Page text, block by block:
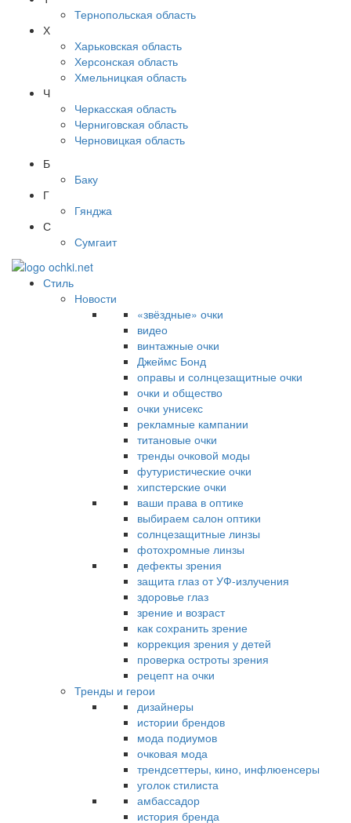
Тернопольская область
Х
Харьковская область
Херсонская область
Хмельницкая область
Ч
Черкасская область
Черниговская область
Черновицкая область
Б
Баку
Г
Гянджа
С
Сумгаит
Стиль
Новости
«звёздные» очки
видео
винтажные очки
Джеймс Бонд
оправы и солнцезащитные очки
очки и общество
очки унисекс
рекламные кампании
титановые очки
тренды очковой моды
футуристические очки
хипстерские очки
ваши права в оптике
выбираем салон оптики
солнцезащитные линзы
фотохромные линзы
дефекты зрения
защита глаз от УФ-излучения
здоровье глаз
зрение и возраст
как сохранить зрение
коррекция зрения у детей
проверка остроты зрения
рецепт на очки
Тренды и герои
дизайнеры
истории брендов
мода подиумов
очковая мода
трендсеттеры, кино, инфлюенсеры
уголок стилиста
амбассадор
история бренда